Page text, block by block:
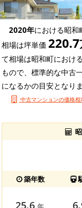
2020年における昭和
相場は坪単価 220.7
て相場は昭和町における
もので、標準的な中古
になるかの目安となりま
中古マンションの価格相
築年数
25.6